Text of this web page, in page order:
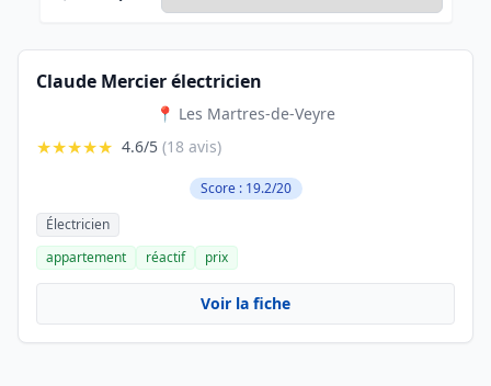
Claude Mercier électricien
📍 Les Martres-de-Veyre
★★★★★ 4.6/5 (18 avis)
Score : 19.2/20
Électricien
appartement
réactif prix
Voir la fiche